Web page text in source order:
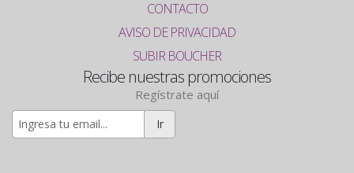
CONTACTO
AVISO DE PRIVACIDAD
SUBIR BOUCHER
Recibe nuestras promociones
Regístrate aquí
Ir